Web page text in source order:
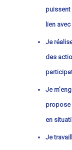
puissent
lien
Je
des
Je
propose
en
Je